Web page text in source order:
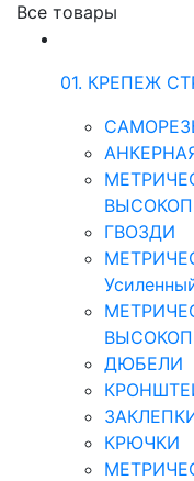
Все товары
01. КРЕПЕЖ
ГВОЗДИ
ДЮБЕЛИ
КРЮЧКИ